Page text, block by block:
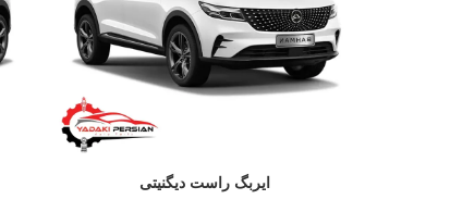
ایربگ راست دیگنیتی